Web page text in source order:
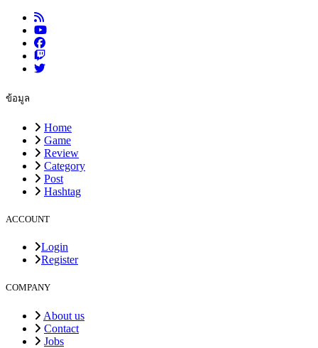
ข้อมูล
Home
Game
Review
Category
Post
Hashtag
ACCOUNT
Login
Register
COMPANY
About us
Contact
Jobs